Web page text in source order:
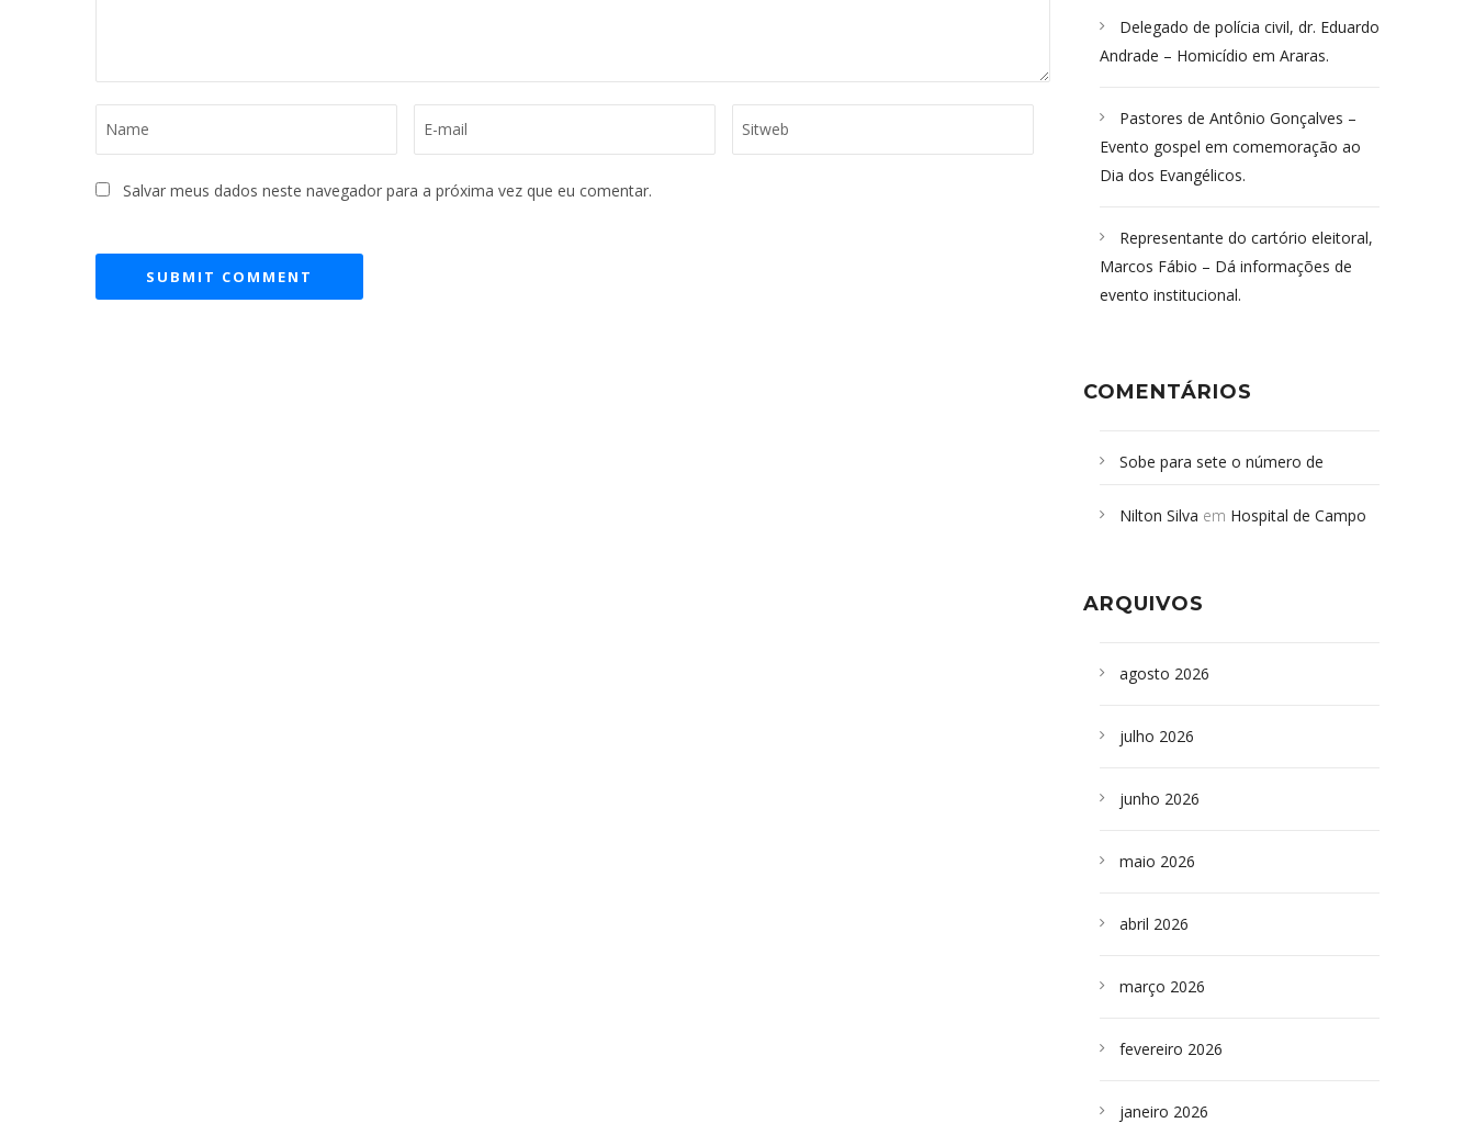
Salvar meus dados neste navegador para a próxima vez que eu comentar.
Delegado de polícia civil, dr. Eduardo
Andrade – Homicídio em Araras.
Pastores de Antônio Gonçalves –
Evento gospel em comemoração ao
Dia dos Evangélicos.
Representante do cartório eleitoral,
Marcos Fábio – Dá informações de
evento institucional.
COMENTÁRIOS
Sobe para sete o número de
desabamento em São Paulo - Revista
sepultados em SP
Nilton Silva em Hospital de Campo
ARQUIVOS
agosto 2026
julho 2026
junho 2026
maio 2026
abril 2026
março 2026
fevereiro 2026
janeiro 2026